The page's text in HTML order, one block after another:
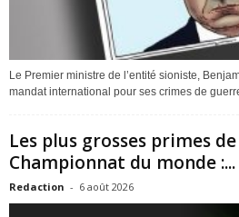
Le Premier ministre de l’entité sioniste,
mandat international pour ses crimes de
Les plus grosses primes
Championnat du monde :...
Redaction - 6 août 2026